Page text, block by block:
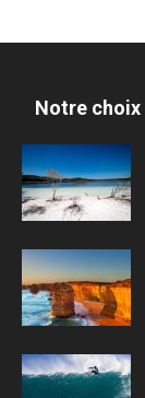
Notre